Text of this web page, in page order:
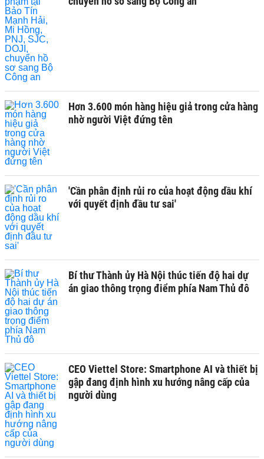
Hơn 3.600 món hàng hiệu giả trong cửa hàng
nhờ người Việt đứng tên
'Cần phân định rủi ro của hoạt động dầu khí
với quyết định đầu tư sai'
Bí thư Thành ủy Hà Nội thúc tiến độ hai dự
án giao thông trọng điểm phía Nam Thủ đô
CEO Viettel Store: Smartphone AI và thiết bị
gập đang định hình xu hướng nâng cấp của
người dùng